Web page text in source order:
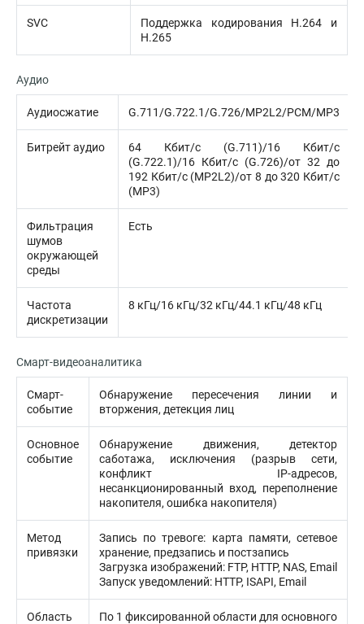
SVC
Поддержка кодирования H.264 и
H.265
Аудио
Аудиосжатие G.711/G.722.1/G.726/MP2L2/PCM/MP3
Битрейт аудио
64 Кбит/с (G.711)/16 Кбит/с
(G.722.1)/16 Кбит/с (G.726)/от 32 до
192 Кбит/с (MP2L2)/от 8 до 320 Кбит/с
(MP3)
Фильтрация
шумов
окружающей
среды
Есть
Частота
дискретизации
8 кГц/16 кГц/32 кГц/44.1 кГц/48 кГц
Смарт-видеоаналитика
Смарт-
событие
Обнаружение пересечения линии и
вторжения, детекция лиц
Основное
событие
Обнаружение движения, детектор
саботажа, исключения (разрыв сети,
конфликт IP-адресов,
несанкционированный вход, переполнение
накопителя, ошибка накопителя)
Метод
привязки
Запись по тревоге: карта памяти, сетевое
хранение, предзапись и постзапись
Загрузка изображений: FTP, HTTP, NAS, Email
Запуск уведомлений: HTTP, ISAPI, Email
Область
По 1 фиксированной области для основного